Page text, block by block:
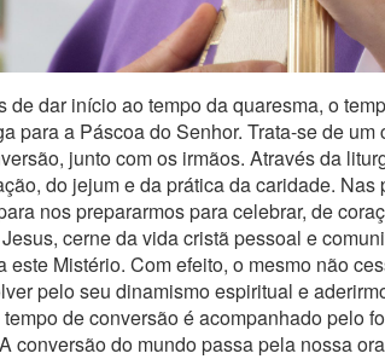
de dar início ao tempo da quaresma, o
para a Páscoa do Senhor. Trata-se de
junto com os irmãos. Através da
do jejum e da prática da caridade.
nos prepararmos para celebrar, de
cerne da vida cristã pessoal e
este Mistério. Com efeito, o mesmo não
pelo seu dinamismo espiritual e
de conversão é acompanhado pelo
conversão do mundo passa pela nossa